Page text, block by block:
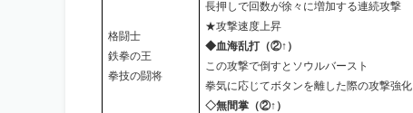
格闘士
鉄拳の王
拳技の闘将
長押しで回数が徐々に増加する連続攻撃
★攻撃速度上昇
◆血海乱打（②↑）
この攻撃で倒すとソウルバースト
拳気に応じてボタンを離した際の攻撃強化
◇無間掌（②↑）